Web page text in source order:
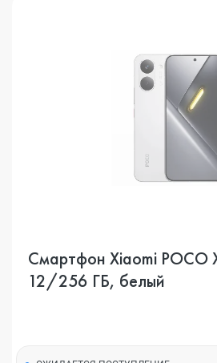
Смартфон Xiaomi POCO
12/256 ГБ, белый